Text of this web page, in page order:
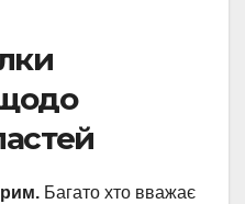
Багато хто вважає